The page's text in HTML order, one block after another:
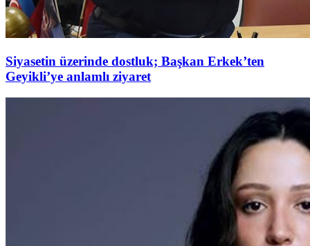
Siyasetin üzerinde dostluk; Başkan Erkek’ten
Geyikli’ye anlamlı ziyaret